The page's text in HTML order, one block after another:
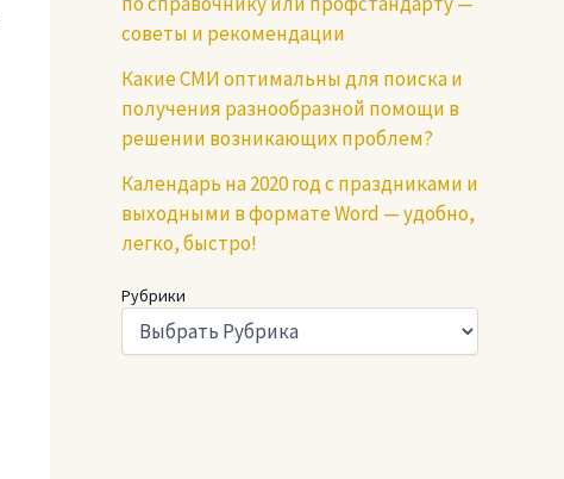
советы и рекомендации
Какие СМИ оптимальны для поиска и
получения разнообразной помощи в
решении возникающих проблем?
Календарь на 2020 год с праздниками и
выходными в формате Word — удобно,
легко, быстро!
Рубрики